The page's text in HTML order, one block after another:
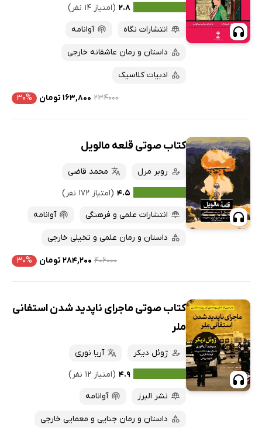
پرفروش‌ها
پربحث‌ها
ارزان ترین‌ها
کتاب‌های متنی
۲.۸ (امتیاز ۱۴ نفر)
انتشارات نگاه
آوانامه
داستان و رمان عاشقانه خارجی
ادبیات کلاسیک
۲۳۴۰۰۰ ۱۶۳,۸۰۰ تومان ۳۰%
کتاب صوتی قلعه‌ مالویل
روبر مرل
محمد قاضی
۴.۵ (امتیاز ۱۷۲ نفر)
انتشارات علمی و فرهنگی
آوانامه
داستان و رمان علمی و تخیلی خارجی
۴۰۶۰۰۰ ۲۸۴,۲۰۰ تومان ۳۰%
کتاب صوتی ماجرای ناپدید شدن استفانی
ملر
ژوئل دیکر
آریا نوری
۴.۹ (امتیاز ۱۲ نفر)
نشر البرز
آوانامه
داستان و رمان جنایی و معمایی خارجی